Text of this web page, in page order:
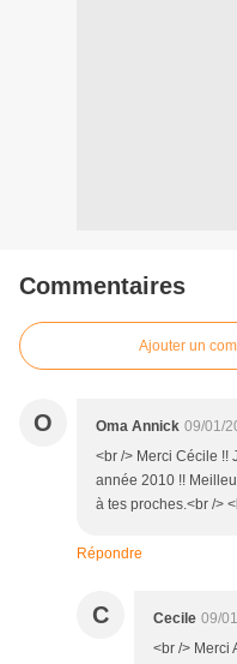
Commentaires
Ajouter un
O Oma Annick 09/01/
<br /> Merci Cécile !!
année 2010 !!
à tes proches.<br />
Répondre
C Cecile 09/
<br /> Merci